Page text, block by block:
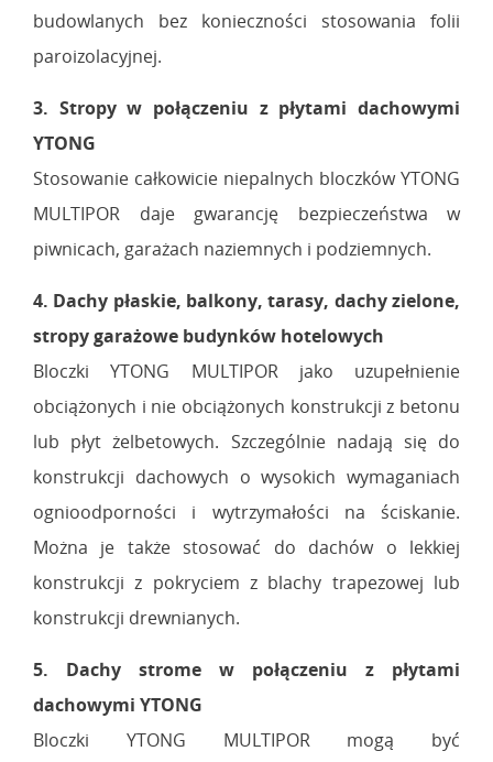
budowlanych bez konieczności stosowania folii
paroizolacyjnej.
3. Stropy w połączeniu z płytami dachowymi
YTONG
Stosowanie całkowicie niepalnych bloczków YTONG
MULTIPOR daje gwarancję bezpieczeństwa w
piwnicach, garażach naziemnych i podziemnych.
4. Dachy płaskie, balkony, tarasy, dachy zielone,
stropy garażowe budynków hotelowych
Bloczki YTONG MULTIPOR jako uzupełnienie
obciążonych i nie obciążonych konstrukcji z betonu
lub płyt żelbetowych. Szczególnie nadają się do
konstrukcji dachowych o wysokich wymaganiach
ognioodporności i wytrzymałości na ściskanie.
Można je także stosować do dachów o lekkiej
konstrukcji z pokryciem z blachy trapezowej lub
konstrukcji drewnianych.
5. Dachy strome w połączeniu z płytami
dachowymi YTONG
Bloczki YTONG MULTIPOR mogą być